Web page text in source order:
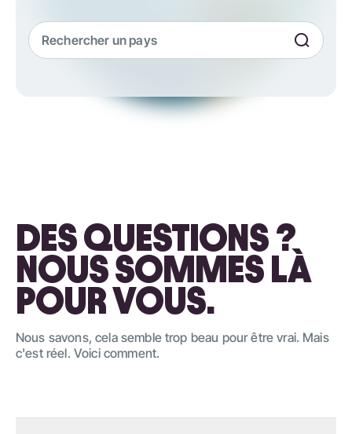
DES QUESTIONS ?
NOUS SOMMES LÀ
POUR VOUS.
Nous savons, cela semble trop beau pour être vrai. Mais
c'est réel. Voici comment.